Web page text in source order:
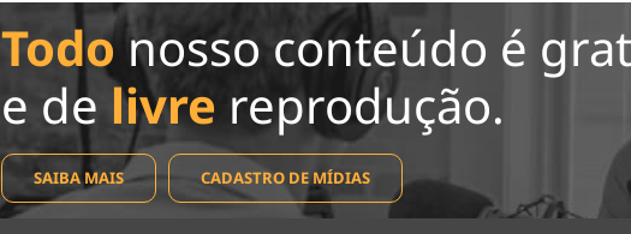
Todonosso conteúdo é
e de livre reprodução.
SAIBA MAIS CADASTRO DE MÍDIAS